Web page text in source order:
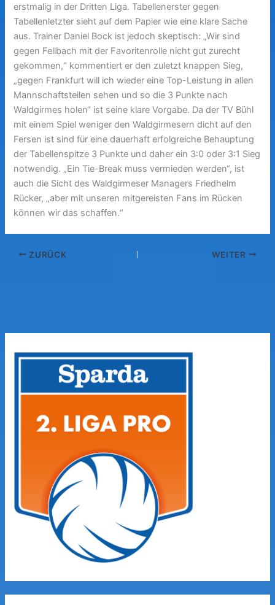
erstmalig in der Dritten Liga. Tabellenerster gegen
Tabellenletzter sieht auf dem Papier wie eine klare Sache
aus. Trainer Daniel Bock ist jedoch skeptisch: „Wir sind
gegen Fellbach mit der Favoritenrolle nicht gut zurecht
gekommen,“ kommentiert er den zuletzt knappen Sieg,
„gegen Frankfurt will ich wieder eine Top-Leistung in allen
Mannschaftsteilen sehen und so die 3 Punkte nach
Waldgirmes holen“ ist seine klare Vorgabe. Da der TV Bühl
mit einem Spiel weniger den Waldgirmesern dicht auf den
Fersen ist sind für eine dauerhaft erfolgreiche Behauptung
der Tabellenspitze 3 Punkte und daher ein 3:0 oder 3:1 Sieg
notwendig. „Ein Tie-Break muss vermieden werden“, ist
auch die Sicht des Waldgirmeser Managers Friedhelm
Rücker, „aber mit unseren mitgereisten Fans im Rücken
können wir das schaffen.“
ZURÜCK WEITER